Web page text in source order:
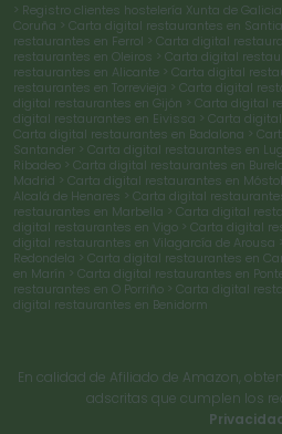
> Registro clientes hostelería Xunta de Galicia
Coruña > Carta digital restaurantes en
restaurantes en Ferrol > Carta digital
restaurantes en Oleiros > Carta digital
restaurantes en Alicante > Carta digital
restaurantes en Torrevieja > Carta digital
digital restaurantes en Gijón > Carta digital
digital restaurantes en Eivissa > Carta
Carta digital restaurantes en Badalona >
Santander > Carta digital restaurantes en
Ribadeo > Carta digital restaurantes en
Madrid > Carta digital restaurantes en
Alcalá de Henares > Carta digital
restaurantes en Marbella > Carta digital
digital restaurantes en Vigo > Carta digital
digital restaurantes en Vilagarcía de Arousa
Redondela > Carta digital restaurantes en
en Marín > Carta digital restaurantes en
restaurantes en O Porriño > Carta digital
digital restaurantes en Benidorm
En calidad de Afiliado de Amazon,
adscritas que cumplen los